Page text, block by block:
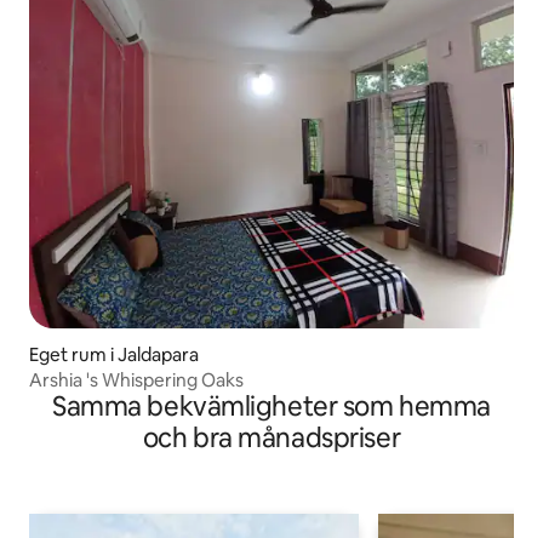
Eget rum i Jaldapara
Arshia 's Whispering Oaks
Samma bekvämligheter som hemma
och bra månadspriser